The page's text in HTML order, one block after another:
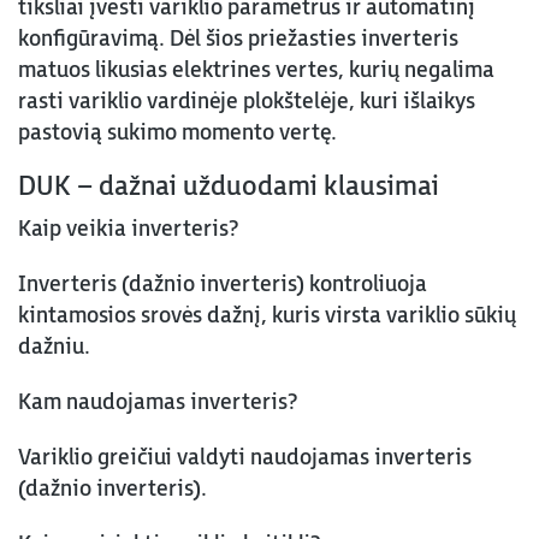
tiksliai įvesti variklio parametrus ir automatinį
konfigūravimą. Dėl šios priežasties inverteris
matuos likusias elektrines vertes, kurių negalima
rasti variklio vardinėje plokštelėje, kuri išlaikys
pastovią sukimo momento vertę.
DUK – dažnai užduodami klausimai
Kaip veikia inverteris?
Inverteris (dažnio inverteris) kontroliuoja
kintamosios srovės dažnį, kuris virsta variklio sūkių
dažniu.
Kam naudojamas inverteris?
Variklio greičiui valdyti naudojamas inverteris
(dažnio inverteris).